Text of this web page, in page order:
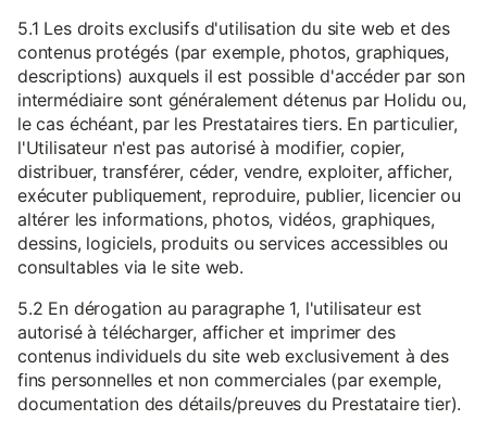
5.1 Les droits exclusifs d'utilisation du site web et des
contenus protégés (par exemple, photos, graphiques,
descriptions) auxquels il est possible d'accéder par son
intermédiaire sont généralement détenus par Holidu ou,
le cas échéant, par les Prestataires tiers. En particulier,
l'Utilisateur n'est pas autorisé à modifier, copier,
distribuer, transférer, céder, vendre, exploiter, afficher,
exécuter publiquement, reproduire, publier, licencier ou
altérer les informations, photos, vidéos, graphiques,
dessins, logiciels, produits ou services accessibles ou
consultables via le site web.
5.2 En dérogation au paragraphe 1, l'utilisateur est
autorisé à télécharger, afficher et imprimer des
contenus individuels du site web exclusivement à des
fins personnelles et non commerciales (par exemple,
documentation des détails/preuves du Prestataire tier).